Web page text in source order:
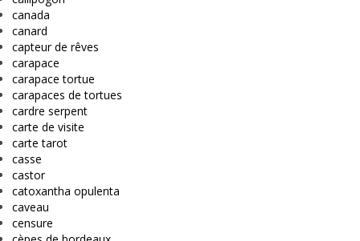
canada
canard
capteur de rêves
carapace
carapace tortue
carapaces de tortues
cardre serpent
carte de visite
carte tarot
casse
castor
catoxantha opulenta
caveau
censure